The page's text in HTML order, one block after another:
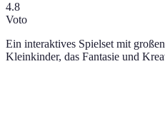
4.8
Voto
Ein interaktives Spielset mit
Kleinkinder, das Fantasie und